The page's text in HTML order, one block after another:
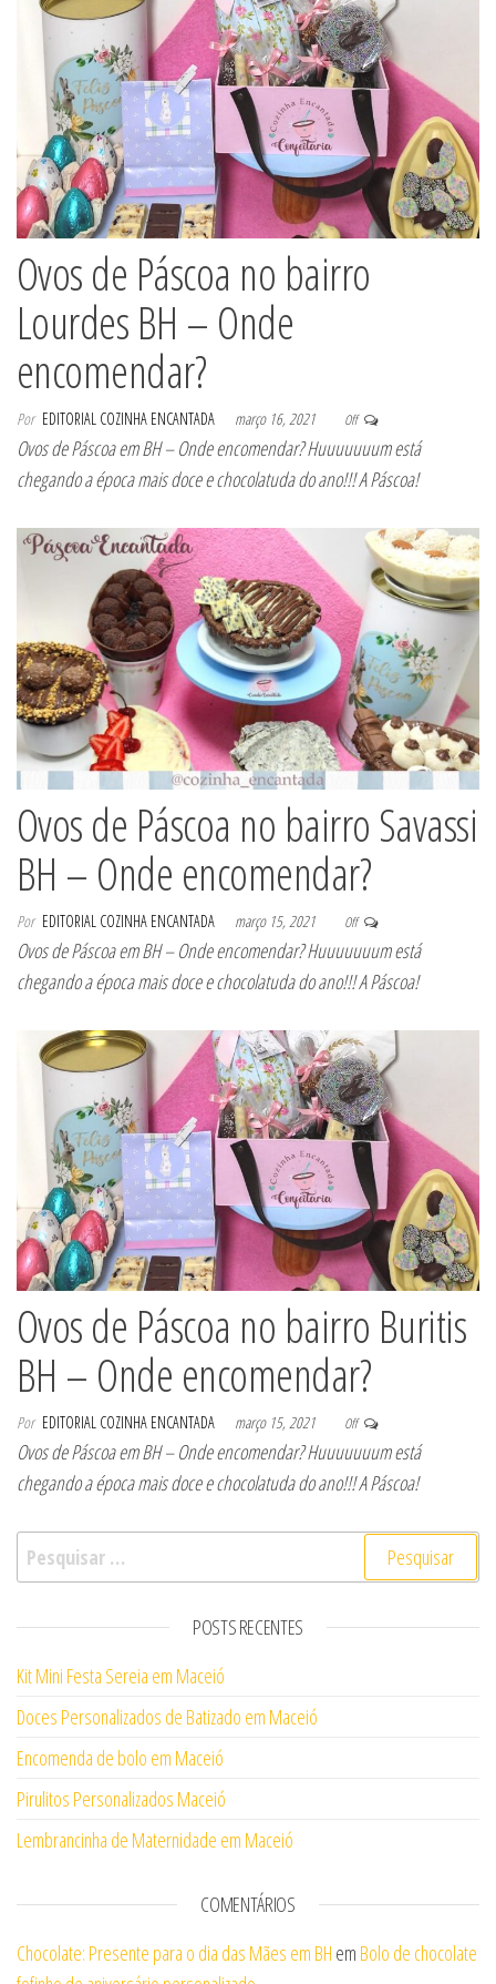
Ovos de Páscoa no bairro
Lourdes BH – Onde
encomendar?
Por EDITORIAL COZINHA ENCANTADA março 16, 2021 Off
Ovos de Páscoa em BH – Onde encomendar? Huuuuuuum está
chegando a época mais doce e chocolatuda do ano!!! A Páscoa!
Ovos de Páscoa no bairro Savassi
BH – Onde encomendar?
Por EDITORIAL COZINHA ENCANTADA março 15, 2021 Off
Ovos de Páscoa em BH – Onde encomendar? Huuuuuuum está
chegando a época mais doce e chocolatuda do ano!!! A Páscoa!
Ovos de Páscoa no bairro Buritis
BH – Onde encomendar?
Por EDITORIAL COZINHA ENCANTADA março 15, 2021 Off
Ovos de Páscoa em BH – Onde encomendar? Huuuuuuum está
chegando a época mais doce e chocolatuda do ano!!! A Páscoa!
Pesquisar por:
POSTS RECENTES
Kit Mini Festa Sereia em Maceió
Doces Personalizados de Batizado em Maceió
Encomenda de bolo em Maceió
Pirulitos Personalizados Maceió
Lembrancinha de Maternidade em Maceió
COMENTÁRIOS
Chocolate: Presente para o dia das Mães em BH em Bolo de chocolate